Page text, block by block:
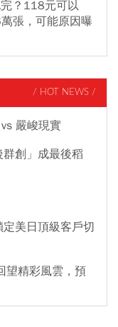
？118元可以
張，可能原因曝
/ HOT NEWS /
嚴峻現實
創」成最後稻
美日頂級客戶切
望精彩風雲，預